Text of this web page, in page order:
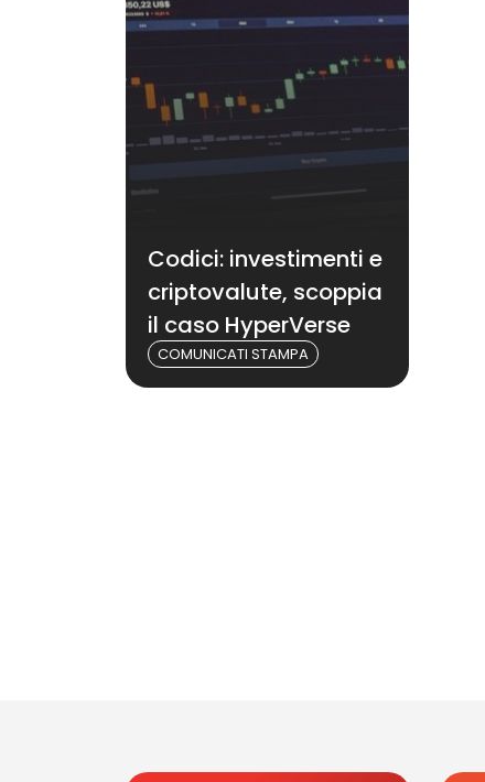
Codici: investimenti e
criptovalute, scoppia
il caso HyperVerse
COMUNICATI STAMPA